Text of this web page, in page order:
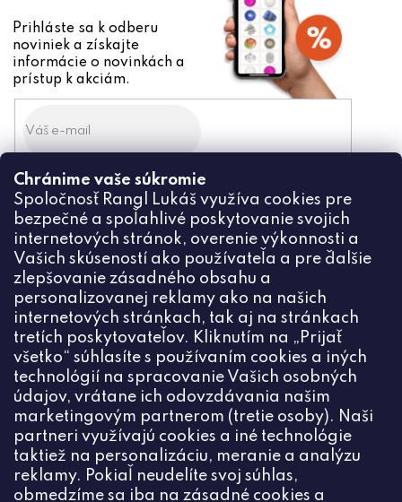
Chránime vaše súkromie
Spoločnosť Rangl Lukáš využíva cookies pre
bezpečné a spoľahlivé poskytovanie svojich
internetových stránok, overenie výkonnosti a
Vašich skúseností ako používateľa a pre ďalšie
zlepšovanie zásadného obsahu a
personalizovanej reklamy ako na našich
internetových stránkach, tak aj na stránkach
tretích poskytovateľov. Kliknutím na „Prijať
všetko“ súhlasíte s používaním cookies a iných
technológií na spracovanie Vašich osobných
údajov, vrátane ich odovzdávania našim
marketingovým partnerom (tretie osoby). Naši
partneri využívajú cookies a iné technológie
taktiež na personalizáciu, meranie a analýzu
reklamy. Pokiaľ neudelíte svoj súhlas,
obmedzíme sa iba na zásadné cookies a
Prihláste sa k odberu
noviniek a získajte
informácie o novinkách a
prístup k akciám.
Odoslaním súhlasíte zo
spracovaním osobných údajov
PRIHLÁSIŤ
Kontakt
info @ceske-koralky.sk
+420774444191